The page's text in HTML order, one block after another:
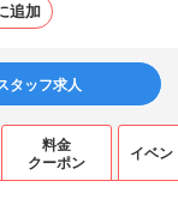
追加
タッフ求人
料金
クーポン
イベン